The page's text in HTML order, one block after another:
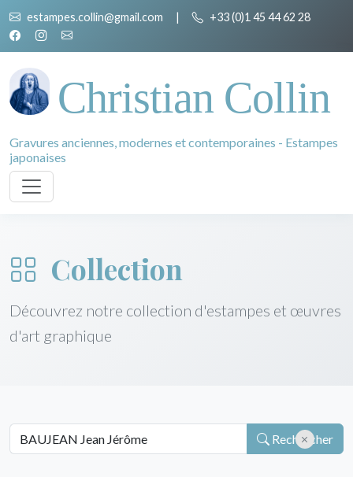
estampes.collin@gmail.com | +33 (0)1 45 44 62 28
Christian Collin
Gravures anciennes, modernes et contemporaines - Estampes
japonaises
Collection
Découvrez notre collection d'estampes et œuvres
d'art graphique
Rechercher